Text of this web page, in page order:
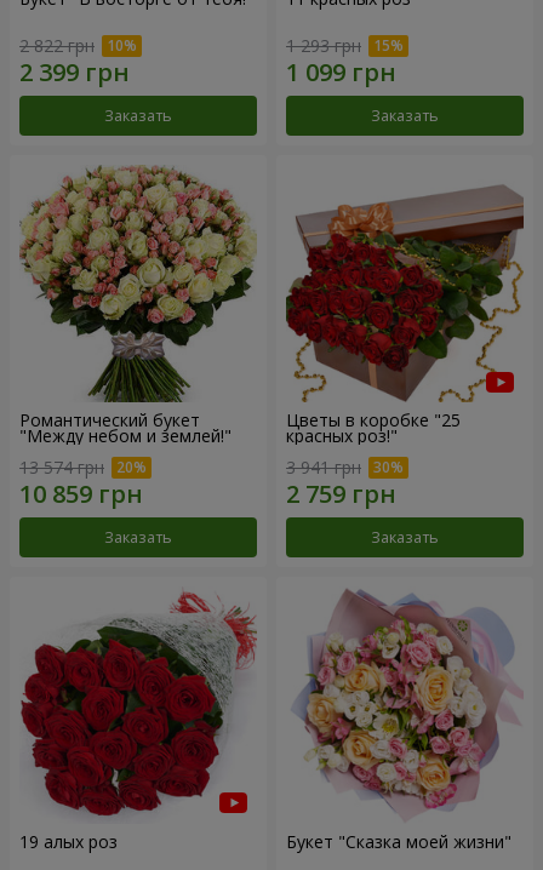
2 822 грн
Заказать
1 293 грн
Заказать
Романтический букет
"Между небом и землей!"
13 574 грн
Заказать
Цветы в коробке "25
красных роз!"
3 941 грн
Заказать
19 алых роз Букет "Сказка моей жизни"